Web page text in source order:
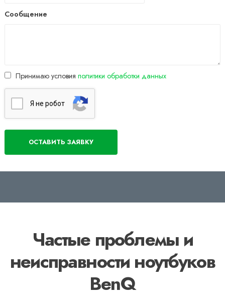
Сообщение
Принимаю условия политики обработки данных
Я нe poбoт
Частые проблемы и
неисправности ноутбуков
BenQ